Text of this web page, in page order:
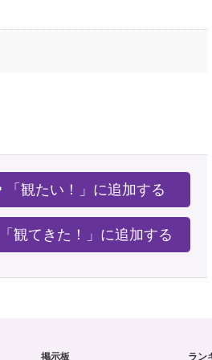
「観たい！」に追加する
「観てきた！」に追加する
掲示板 ラン